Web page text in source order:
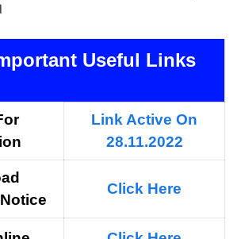
Useful Links
Link Active On
28.11.2022
Click Here